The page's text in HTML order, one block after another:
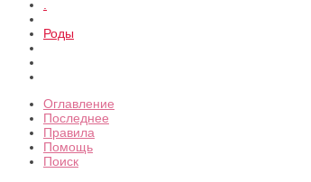
Роды
Оглавление
Последнее
Правила
Помощь
Поиск